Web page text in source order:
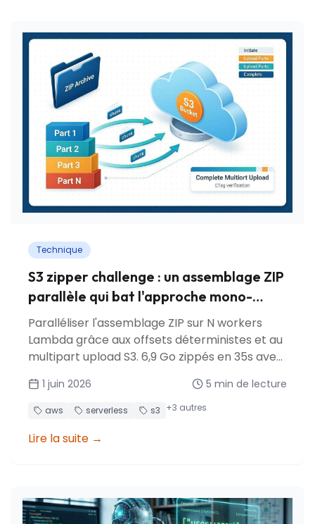
Technique
S3 zipper challenge : un assemblage ZIP
parallèle qui bat l'approche mono-
Lambda
Paralléliser l'assemblage ZIP sur N workers
Lambda grâce aux offsets déterministes et au
multipart upload S3. 6,9 Go zippés en 35s avec
1 juin 2026 5 min de lecture
aws serverless s3 +3 autres
Lire la suite →